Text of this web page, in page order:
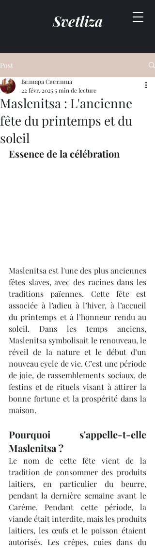
Svetliza
Post
Maslenitsa : L'ancienne
fête du printemps et du
soleil
Велияра Светлица
22 févr. 20255 min de lecture
Essence de la célébration
Maslenitsa est l'une des plus anciennes
fêtes slaves, avec des racines dans les
traditions païennes. Cette fête est
associée à l’adieu à l’hiver, à l’accueil
du printemps et à l’honneur rendu au
soleil. Dans les temps anciens,
Maslenitsa symbolisait le renouveau, le
réveil de la nature et le début d’un
nouveau cycle de vie. C’est une période
de joie, de rassemblements sociaux, de
festins et de rituels visant à attirer la
bonne fortune et la prospérité dans la
maison.
Pourquoi s'appelle-t-elle
Maslenitsa ?
Le nom de cette fête vient de la
tradition de consommer des produits
laitiers, en particulier du beurre,
pendant la dernière semaine avant le
Carême. Pendant cette période, la
viande était interdite, mais les produits
laitiers, les œufs et le poisson étaient
autorisés. Les crêpes, cuies dans du